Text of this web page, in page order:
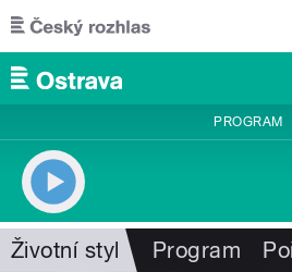
Přejít k hlavnímu obsahu
PROGRAM
Životní styl Program